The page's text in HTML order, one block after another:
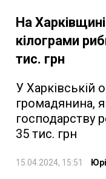
На
кілограми
тис. грн
У Харківській
громадянина,
господарству
35 тис. грн
15.04.2024, 15:51